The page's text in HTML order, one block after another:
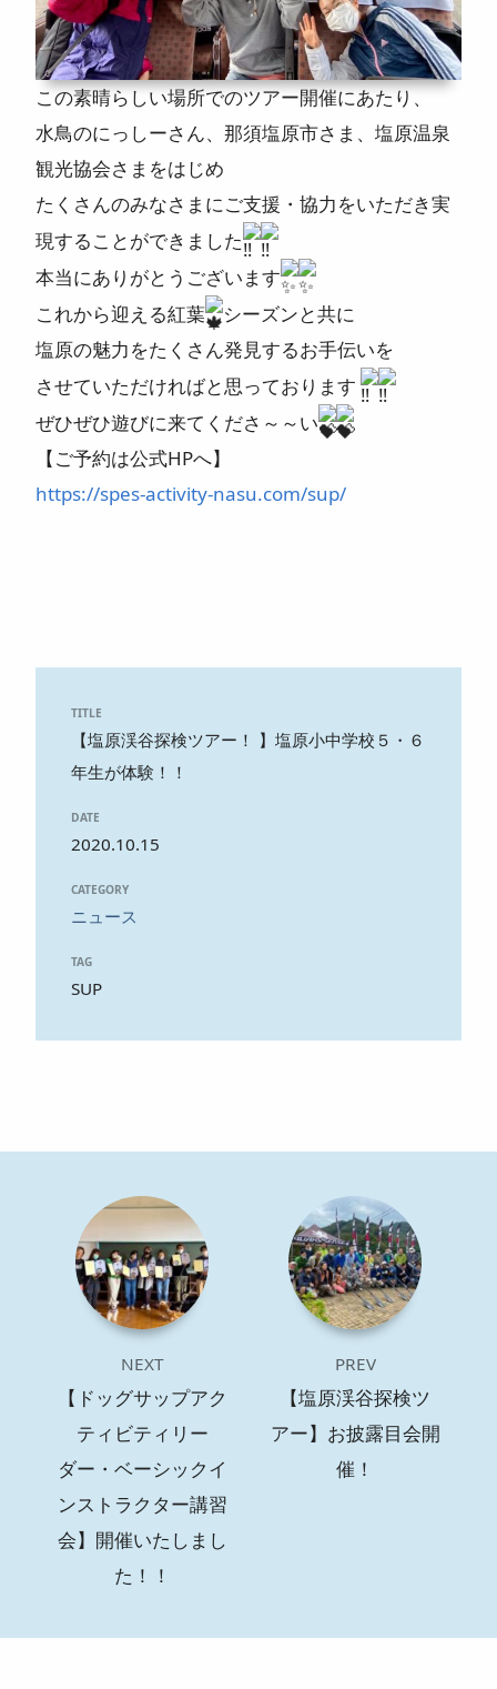
この素晴らしい場所でのツアー開催にあたり、
水鳥のにっしーさん、那須塩原市さま、塩原温泉
観光協会さまをはじめ
たくさんのみなさまにご支援・協力をいただき実
現することができました
本当にありがとうございます
これから迎える紅葉
シーズンと共に
塩原の魅力をたくさん発見するお手伝いを
させていただければと思っております
ぜひぜひ遊びに来てくださ～～い
【ご予約は公式HPへ】
https://spes-activity-nasu.com/sup/
TITLE
【塩原渓谷探検ツアー！ 】塩原小中学校５・６
年生が体験！！
DATE
2020.10.15
CATEGORY
ニュース
TAG
SUP
NEXT
【ドッグサップアク
ティビティリー
ダー・ベーシックイ
ンストラクター講習
会】開催いたしまし
た！！
PREV
【塩原渓谷探検ツ
アー】お披露目会開
催！